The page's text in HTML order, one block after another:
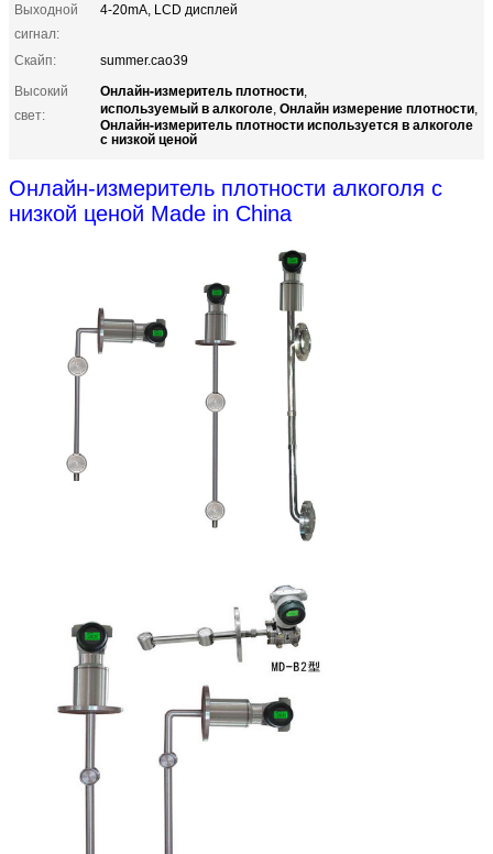
Выходной
сигнал:
4-20mA, LCD дисплей
Скайп:
summer.cao39
Высокий
свет:
Онлайн-измеритель плотности,
используемый в алкоголе, Онлайн измерение плотности,
Онлайн-измеритель плотности используется в алкоголе
с низкой ценой
Онлайн-измеритель плотности алкоголя с
низкой ценой Made in China